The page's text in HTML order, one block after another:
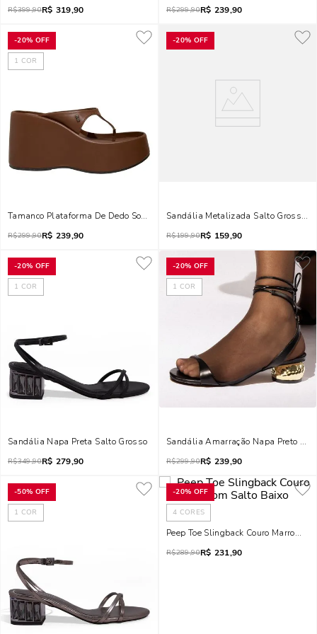
R$399,90R$ 319,90 R$299,90R$ 239,90
-20% OFF
1 COR
Tamanco Plataforma De Dedo Soft Mestiço Marrom Nogueira
R$299,90R$ 239,90
-20% OFF
Sandália Metalizada Salto Grosso
R$199,90R$ 159,90
-20% OFF
1 COR
Sandália Napa Preta Salto Grosso
R$349,90R$ 279,90
-20% OFF
1 COR
Sandália Amarração Napa Preto
R$299,90R$ 239,90
-50% OFF
1 COR
-20% OFF
4 CORES
Peep Toe Slingback Couro Marrom
R$289,90R$ 231,90